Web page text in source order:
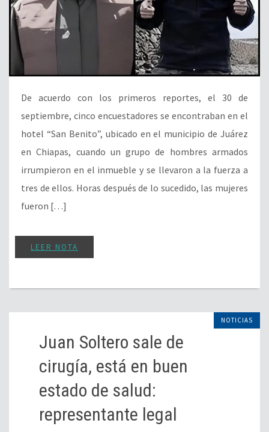
De acuerdo con los primeros reportes, el 30 de
septiembre, cinco encuestadores se encontraban en el
hotel “San Benito”, ubicado en el municipio de Juárez
en Chiapas, cuando un grupo de hombres armados
irrumpieron en el inmueble y se llevaron a la fuerza a
tres de ellos. Horas después de lo sucedido, las mujeres
fueron […]
LEER NOTA
NOTICIAS
Juan Soltero sale de
cirugía, está en buen
estado de salud:
representante legal